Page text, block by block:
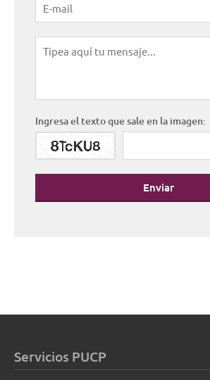
Ingresa el texto que sale en la imagen:
Enviar
Servicios PUCP